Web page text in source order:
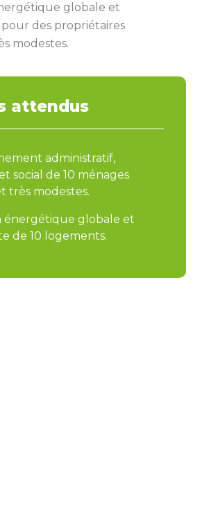
globale et
des propriétaires
modestes.
attendus
administratif,
social de 10 ménages
très modestes.
énergétique globale et
de 10 logements.